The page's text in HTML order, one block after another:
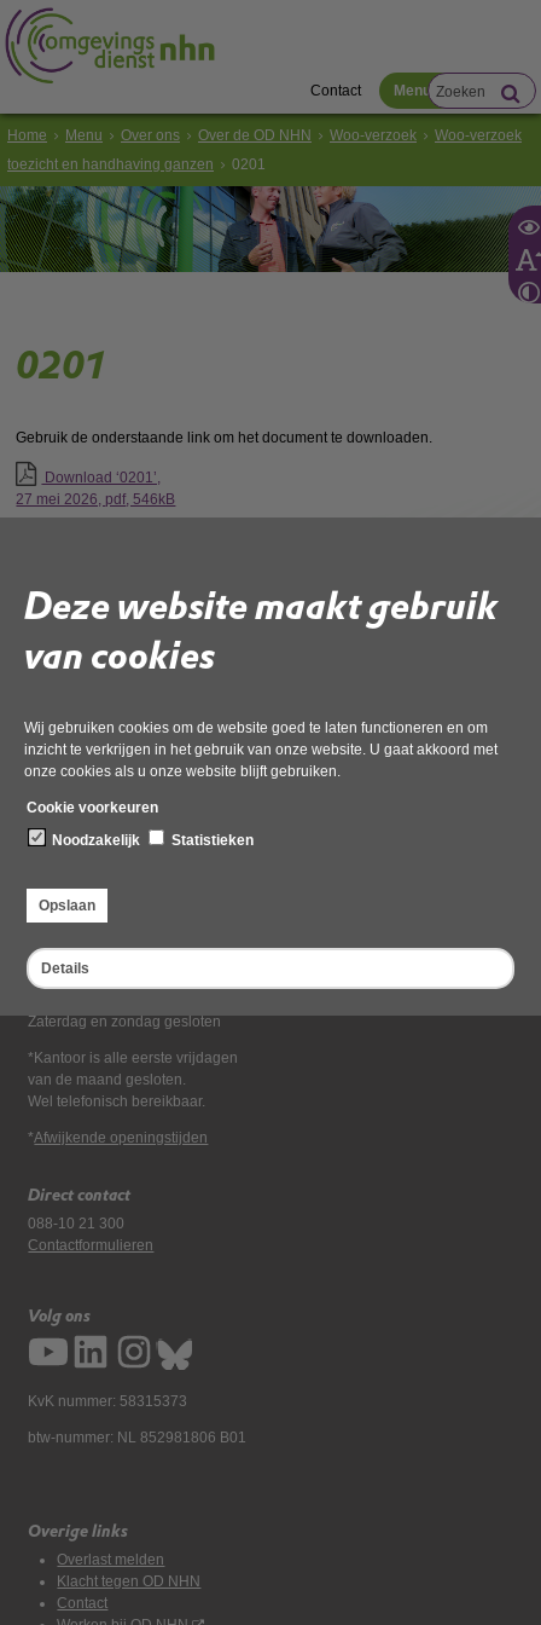
Deze website maakt gebruik
van cookies
Wij gebruiken cookies om de website goed te laten functioneren en om
inzicht te verkrijgen in het gebruik van onze website. U gaat akkoord met
onze cookies als u onze website blijft gebruiken.
Cookie voorkeuren
Noodzakelijk
Statistieken
Opslaan
Details
Contact Menu
Home Menu Over ons Over de OD NHN Woo-verzoek
Woo-verzoek
toezicht en handhaving ganzen
0201
0201
Gebruik de onderstaande link om het document te downloaden.
Download ‘0201’,
27 mei 2026, pdf, 546kB
Bezoekadres
Dampten 2, 1624 NR Hoorn
Postbus 2095, 1620 EB Hoorn
Openingstijden kantoor
Maandag tot en met vrijdag*
van 08:00 tot 16:30
Zaterdag en zondag gesloten
*Kantoor is alle eerste vrijdagen
van de maand gesloten.
Wel telefonisch bereikbaar.
*Afwijkende openingstijden
Direct contact
088-10 21 300
Contactformulieren
Volg ons
KvK nummer: 58315373
btw-nummer: NL 852981806 B01
Overige links
Overlast melden
Klacht tegen OD NHN
Contact